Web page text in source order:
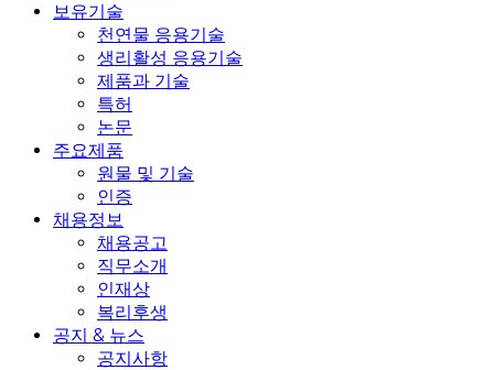
보유기술
천연물 응용기술
생리활성 응용기술
제품과 기술
특허
논문
주요제품
원물 및 기술
인증
채용정보
채용공고
직무소개
인재상
복리후생
공지 & 뉴스
공지사항